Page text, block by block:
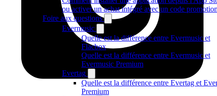
ou activer un achat intégré avec un code
Foire aux questions
Evermusic
Quelle est la différence entre Evermusic et
Flacbox
Quelle est la différence entre Evermusic et
Evermusic Premium
Evertag
Quelle est la différence entre Evertag et
Premium